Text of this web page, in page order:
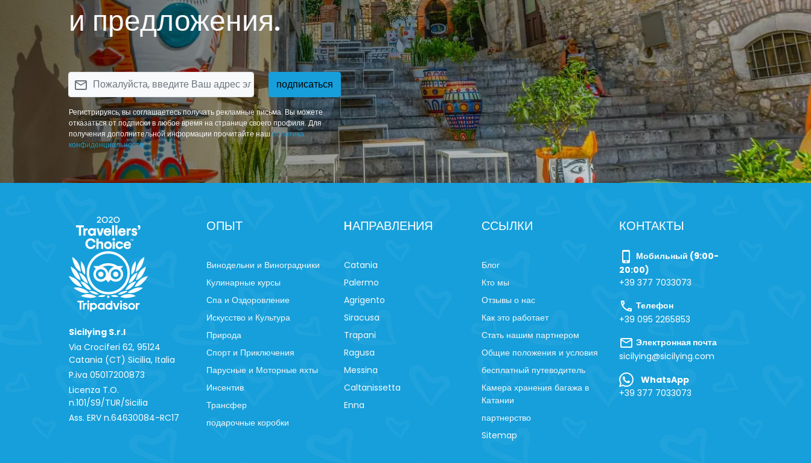
и предложения.
email подписаться
Регистрируясь, вы соглашаетесь получать рекламные письма. Вы можете
отказаться от подписки в любое время на странице своего профиля. Для
получения дополнительной информации прочитайте нашполитика
конфиденциальности
Sicilying S.r.l
Via Crociferi 62, 95124
Catania (CT) Sicilia, Italia
P.iva 0‍5017200873
Licenza T.O.
n.101/S9/TUR/Sicilia
Ass. ERV n.64630084-RC17
ОПЫТ
Винодельни и Виноградники
Кулинарные курсы
Спа и Оздоровление
Искусство и Культура
Природа
Спорт и Приключения
Парусные и Моторные яхты
Инсентив
Трансфер
подарочные коробки
HАПРАВЛЕНИЯ
Catania
Palermo
Agrigento
Siracusa
Trapani
Ragusa
Messina
Caltanissetta
Enna
ССЫЛКИ
Блог
Кто мы
Отзывы о нас
Как это работает
Стать нашим партнером
Общие положения и условия
бесплатный путеводитель
Камера хранения багажа в
Катании
партнерство
Sitemap
КОНТАКТЫ
phone_iphone
Мобильный (9:00-
20:00)
+39 377 7033073
call Телефон
+39 095 2265853
mail Электронная почта
sicilying@sicilying.com
WhatsApp
+39 377 7033073